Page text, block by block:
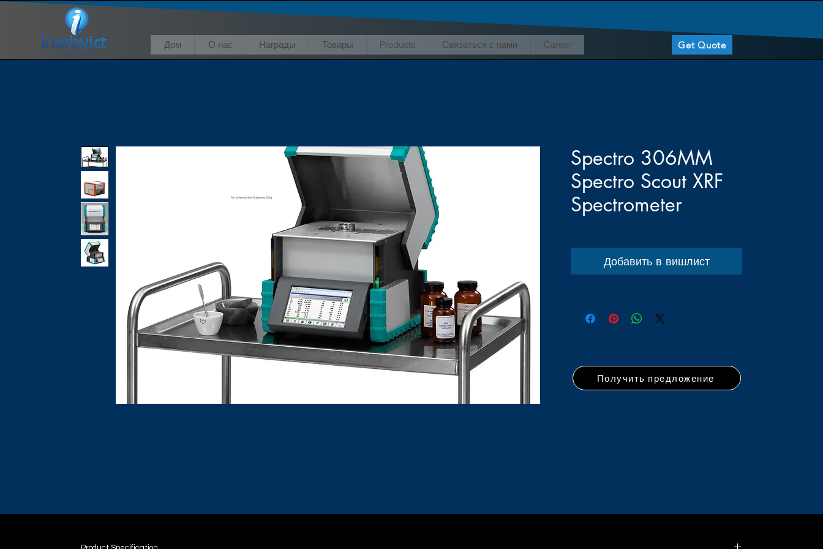
Дом О нас Награды Товары Products Связаться с нами Career Get Quote
Spectro 306MM
Spectro Scout XRF
Spectrometer
Добавить в вишлист
Получить предложение